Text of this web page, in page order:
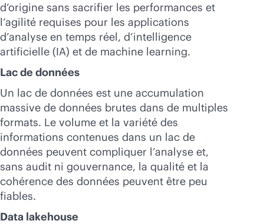
d’origine sans sacrifier les performances et
l’agilité requises pour les applications
d’analyse en temps réel, d’intelligence
artificielle (IA) et de machine learning.
Lac de données
Un lac de données est une accumulation
massive de données brutes dans de multiples
formats. Le volume et la variété des
informations contenues dans un lac de
données peuvent compliquer l’analyse et,
sans audit ni gouvernance, la qualité et la
cohérence des données peuvent être peu
fiables.
Data lakehouse